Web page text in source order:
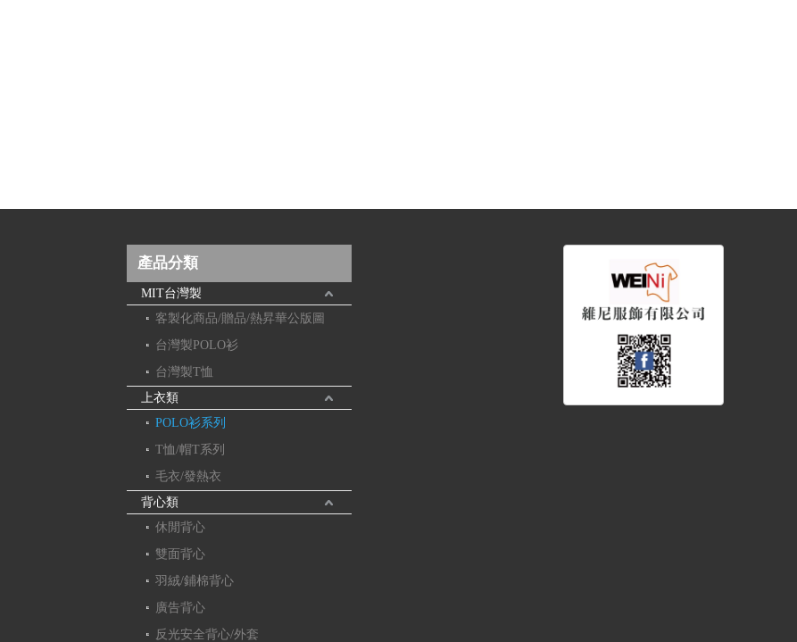
產品分類
MIT台灣製
客製化商品/贈品/熱昇華公版圖
台灣製POLO衫
台灣製T恤
上衣類
POLO衫系列
T恤/帽T系列
毛衣/發熱衣
背心類
休閒背心
雙面背心
羽絨/鋪棉背心
廣告背心
反光安全背心/外套